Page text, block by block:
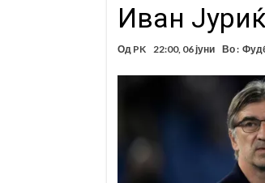
Иван
Од PK 22:00, 06 јуни Во :